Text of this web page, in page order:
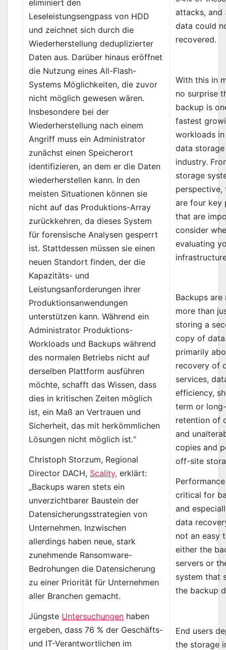
eliminiert den
Leseleistungsengpass von HDD
und zeichnet sich durch die
Wiederherstellung deduplizierter
Daten aus. Darüber hinaus eröffnet
die Nutzung eines All-Flash-
Systems Möglichkeiten, die zuvor
nicht möglich gewesen wären.
Insbesondere bei der
Wiederherstellung nach einem
Angriff muss ein Administrator
zunächst einen Speicherort
identifizieren, an dem er die Daten
wiederherstellen kann. In den
meisten Situationen können sie
nicht auf das Produktions-Array
zurückkehren, da dieses System
für forensische Analysen gesperrt
ist. Stattdessen müssen sie einen
neuen Standort finden, der die
Kapazitäts- und
Leistungsanforderungen ihrer
Produktionsanwendungen
unterstützen kann. Während ein
Administrator Produktions-
Workloads und Backups während
des normalen Betriebs nicht auf
derselben Plattform ausführen
möchte, schafft das Wissen, dass
dies in kritischen Zeiten möglich
ist, ein Maß an Vertrauen und
Sicherheit, das mit herkömmlichen
Lösungen nicht möglich ist.“
Christoph Storzum, Regional
Director DACH, Scality, erklärt:
„Backups waren stets ein
unverzichtbarer Baustein der
Datensicherungsstrategien von
Unternehmen. Inzwischen
allerdings haben neue, stark
zunehmende Ransomware-
Bedrohungen die Datensicherung
zu einer Priorität für Unternehmen
aller Branchen gemacht.
Jüngste Untersuchungen haben
ergeben, dass 76 % der Geschäfts-
und IT-Verantwortlichen im
attacks, and
data could
recovered.
With this in
no surprise
backup is
fastest
workloads
data storage
industry.
storage
perspective,
are four key
that are
consider
evaluating
Backups are
more than
storing a
copy of
primarily
recovery of
services,
efficiency,
term or
retention of
and
copies and
off-site
critical for
and
data
not an easy
either the
servers or
system that
the backup
End users
the storage